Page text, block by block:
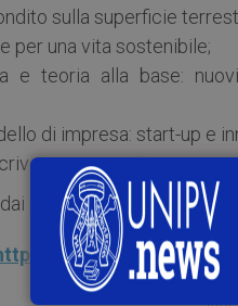
sulla superficie
per una vita sostenibile;
e teoria alla base:
di impresa: start-up e
un progetto
dai proff.Giulia Grancinie